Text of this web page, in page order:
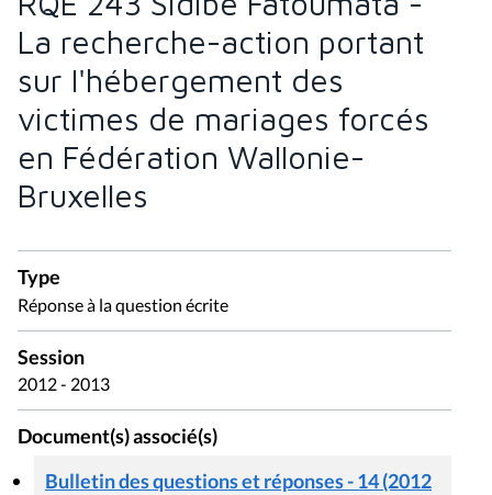
La recherche-action portant
sur l'hébergement des
victimes de mariages forcés
en Fédération Wallonie-
Bruxelles
Type
Réponse à la question écrite
Session
2012 - 2013
Document(s) associé(s)
Bulletin des questions et réponses - 14 (2012